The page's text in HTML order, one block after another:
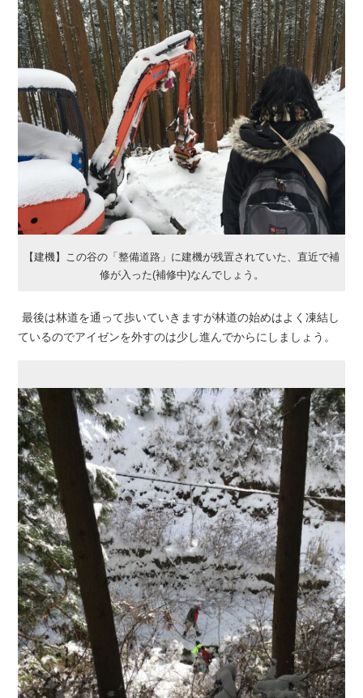
【建機】この谷の「整備道路」に建機が残置されていた、直近で補
修が入った(補修中)なんでしょう。
最後は林道を通って歩いていきますが林道の始めはよく凍結し
ているのでアイゼンを外すのは少し進んでからにしましょう。